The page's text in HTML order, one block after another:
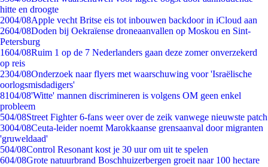
hitte en droogte
2004/08Apple vecht Britse eis tot inbouwen backdoor in iCloud aan
2604/08Doden bij Oekraïense droneaanvallen op Moskou en Sint-
Petersburg
1604/08Ruim 1 op de 7 Nederlanders gaan deze zomer onverzekerd
op reis
2304/08Onderzoek naar flyers met waarschuwing voor 'Israëlische
oorlogsmisdadigers'
8104/08'Witte' mannen discrimineren is volgens OM geen enkel
probleem
504/08Street Fighter 6-fans weer over de zeik vanwege nieuwste patch
3004/08Ceuta-leider noemt Marokkaanse grensaanval door migranten
'gruweldaad'
504/08Control Resonant kost je 30 uur om uit te spelen
604/08Grote natuurbrand Boschhuizerbergen groeit naar 100 hectare